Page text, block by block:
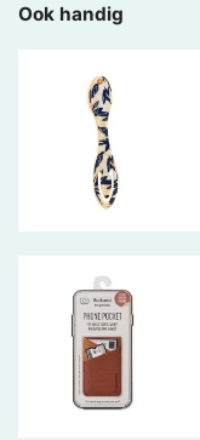
Ook handig